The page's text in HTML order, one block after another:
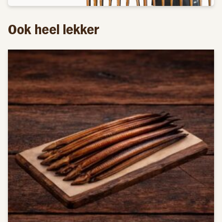
mogelijk gehouden. Hierbij worden alle waardes van het
water nauwlettend in de gaten gehouden, zoals PH,
ammonium, nitriet, nitraat en zuurstof. Dit moet op een
natuurlijk evenwicht blijven zodat de paling zich goed
voelt in het water.
De glasaaltjes worden de eerste 14 dagen gevoerd met
kabeljauwkuit waar ze dol op zijn. Na ongeveer 14 dagen
wordt overgestapt naar droog kruimelvoer, naar gelang
de maat van de paling oplopend van 0.5 mm voor de
glasaal naar 2.2 mm voor de grote paling. De glasaaltjes
worden om de 40 dagen op maat gesorteerd omdat
palingen niet allemaal even snel groeien en zo wordt
voorkomen dat de grote palingen al het voer opeten. Als
de paling dan ongeveer 10 gram weegt worden ze pas
om de 8 weken gesorteerd omdat de paling dan groter is
Ook heel lekker